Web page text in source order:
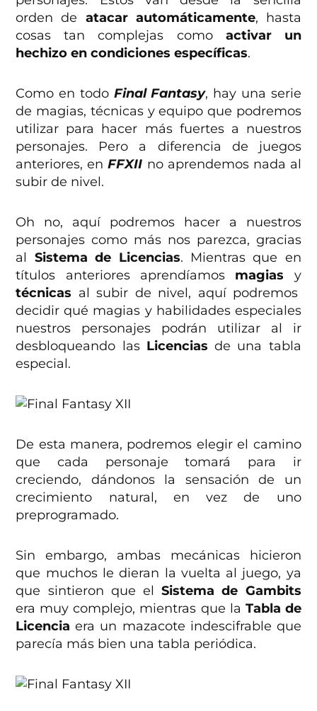
orden de atacar automáticamente, hasta
cosas tan complejas como activar un
hechizo en condiciones específicas.
Como en todo Final Fantasy, hay una serie
de magias, técnicas y equipo que podremos
utilizar para hacer más fuertes a nuestros
personajes. Pero a diferencia de juegos
anteriores, enFFXII no aprendemos nada al
subir de nivel.
Oh no, aquí podremos hacer a nuestros
personajes como más nos parezca, gracias
al Sistema de Licencias. Mientras que en
títulos anteriores aprendíamos magias y
técnicas al subir de nivel, aquí podremos
decidir qué magias y habilidades especiales
nuestros personajes podrán utilizar al ir
desbloqueando las Licencias de una tabla
especial.
De esta manera, podremos elegir el camino
que cada personaje tomará para ir
creciendo, dándonos la sensación de un
crecimiento natural, en vez de uno
preprogramado.
Sin embargo, ambas mecánicas hicieron
que muchos le dieran la vuelta al juego, ya
que sintieron que elSistema de Gambits
era muy complejo, mientras que la Tabla de
Licencia era un mazacote indescifrable que
parecía más bien una tabla periódica.